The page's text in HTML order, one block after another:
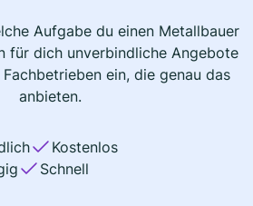
Aufgabe du einen Metallbauer
für dich unverbindliche Angebote
ein, die genau das
anbieten.
Kostenlos
Schnell